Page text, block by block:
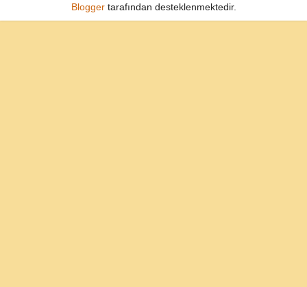
Bloggertarafından desteklenmektedir.